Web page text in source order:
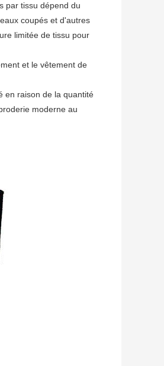
par tissu dépend du
coupés et d'autres
limitée de tissu pour
et le vêtement de
en raison de la quantité
moderne au